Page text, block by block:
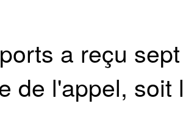
a reçu
de l'appel,